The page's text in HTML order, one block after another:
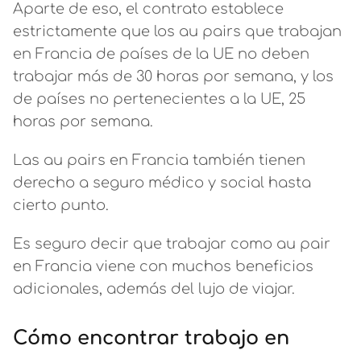
Aparte de eso, el contrato establece
estrictamente que los au pairs que trabajan
en Francia de países de la UE no deben
trabajar más de 30 horas por semana, y los
de países no pertenecientes a la UE, 25
horas por semana.
Las au pairs en Francia también tienen
derecho a seguro médico y social hasta
cierto punto.
Es seguro decir que trabajar como au pair
en Francia viene con muchos beneficios
adicionales, además del lujo de viajar.
Cómo encontrar trabajo en